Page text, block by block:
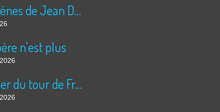
Les sirènes de Jean Duranel
n'est plus
Courrier du tour de France